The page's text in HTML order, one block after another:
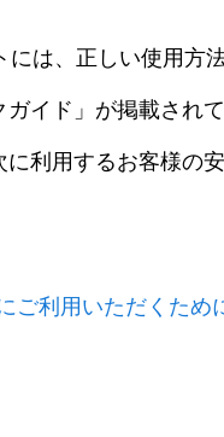
には、正しい使用方
ガイド」が掲載され
利用するお客様の
ご利用いただくため